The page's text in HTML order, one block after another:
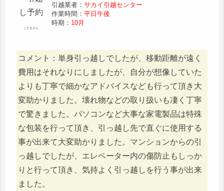
こだまさん
引越業者：サカイ引越センター
作業時間：平日午後
時期： 10月
コメント：単身引っ越しでしたが、移動距離が遠く
費用はそれなりにしましたが、自分が想像していた
よりも丁寧で細かなアドバイスなども行って頂き大
変助かりました。壊れ物などの取り扱いも凄く丁寧
で驚きました。パソコンなど大事な家電製品は特殊
な包装を行って頂き、引っ越し先で直ぐに使用する
事が出来て大変助かりました。マンションからの引
っ越しでしたが、エレベーター内の傷防止もしっか
りと行って頂き、気持よく引っ越しを行う事が出来
ました。